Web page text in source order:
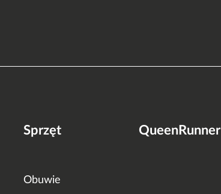
Sprzęt
Obuwie
QueenRunner